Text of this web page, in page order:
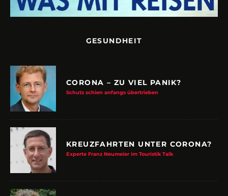
GESUNDHEIT
CORONA – ZU VIEL PANIK?
Schutz schien anfangs übertrieben
KREUZFAHRTEN UNTER CORONA?
Experte Franz Neumeier im Touristik Talk